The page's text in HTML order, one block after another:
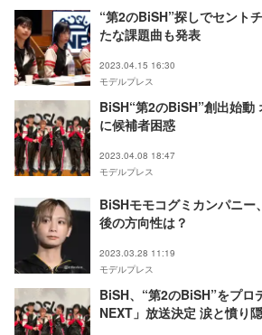
“第2のBiSH”探しでセント
たな課題曲も発表
2023.04.15 16:30
モデルプレス
BiSH“第2のBiSH”創出始動
に候補者困惑
2023.04.08 18:47
モデルプレス
BiSHモモコグミカンパニー
後の方向性は？
2023.03.28 11:19
モデルプレス
BiSH、“第2のBiSH”をプロ
NEXT」放送決定 涙と憤り